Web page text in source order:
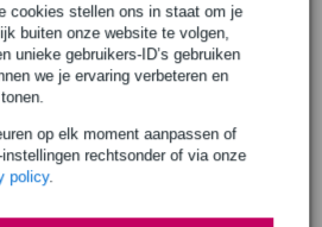
cookies stellen ons in staat om je
buiten onze website te volgen,
unieke gebruikers-ID’s gebruiken
we je ervaring verbeteren en
op elk moment aanpassen of
rechtsonder of via onze
policy.
time